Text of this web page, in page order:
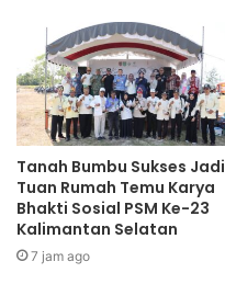
Tanah Bumbu Sukses Jadi
Tuan Rumah Temu Karya
Bhakti Sosial PSM Ke-23
Kalimantan Selatan
7 jam ago